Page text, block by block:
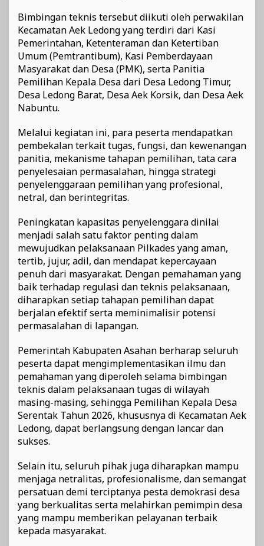
Bimbingan teknis tersebut diikuti oleh perwakilan
Kecamatan Aek Ledong yang terdiri dari Kasi
Pemerintahan, Ketenteraman dan Ketertiban
Umum (Pemtrantibum), Kasi Pemberdayaan
Masyarakat dan Desa (PMK), serta Panitia
Pemilihan Kepala Desa dari Desa Ledong Timur,
Desa Ledong Barat, Desa Aek Korsik, dan Desa Aek
Nabuntu.
Melalui kegiatan ini, para peserta mendapatkan
pembekalan terkait tugas, fungsi, dan kewenangan
panitia, mekanisme tahapan pemilihan, tata cara
penyelesaian permasalahan, hingga strategi
penyelenggaraan pemilihan yang profesional,
netral, dan berintegritas.
Peningkatan kapasitas penyelenggara dinilai
menjadi salah satu faktor penting dalam
mewujudkan pelaksanaan Pilkades yang aman,
tertib, jujur, adil, dan mendapat kepercayaan
penuh dari masyarakat. Dengan pemahaman yang
baik terhadap regulasi dan teknis pelaksanaan,
diharapkan setiap tahapan pemilihan dapat
berjalan efektif serta meminimalisir potensi
permasalahan di lapangan.
Pemerintah Kabupaten Asahan berharap seluruh
peserta dapat mengimplementasikan ilmu dan
pemahaman yang diperoleh selama bimbingan
teknis dalam pelaksanaan tugas di wilayah
masing-masing, sehingga Pemilihan Kepala Desa
Serentak Tahun 2026, khususnya di Kecamatan Aek
Ledong, dapat berlangsung dengan lancar dan
sukses.
Selain itu, seluruh pihak juga diharapkan mampu
menjaga netralitas, profesionalisme, dan semangat
persatuan demi terciptanya pesta demokrasi desa
yang berkualitas serta melahirkan pemimpin desa
yang mampu memberikan pelayanan terbaik
kepada masyarakat.